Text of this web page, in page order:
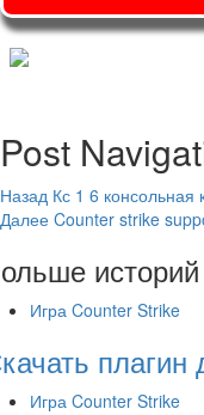
Post
Назад Кс 1 6 консольная
Далее Counter strike
историй
Игра Counter Strike
плагин
Игра Counter Strike